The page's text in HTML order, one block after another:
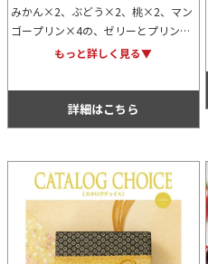
みかん×2、ぶどう×2、桃×2、マン
ゴープリン×4の、ゼリーとプリンの
ギフトセットです。暑い夏に冷やした
す。お中元用などにおすすめ。
もっと詳しく見る▼
詳細はこちら